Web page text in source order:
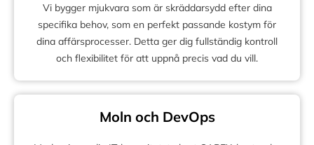
Vi bygger mjukvara som är skräddarsydd efter dina
specifika behov, som en perfekt passande kostym för
dina affärsprocesser. Detta ger dig fullständig kontroll
och flexibilitet för att uppnå precis vad du vill.
Moln och DevOps